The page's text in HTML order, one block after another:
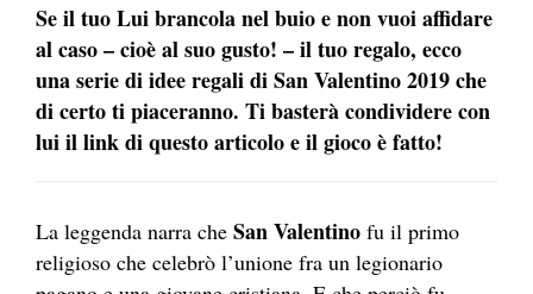
Se il tuo Lui brancola nel buio e non vuoi affidare
al caso – cioè al suo gusto! – il tuo regalo, ecco
una serie di idee regali di San Valentino 2019 che
di certo ti piaceranno. Ti basterà condividere con
lui il link di questo articolo e il gioco è fatto!
La leggenda narra che San Valentino fu il primo
religioso che celebrò l’unione fra un legionario